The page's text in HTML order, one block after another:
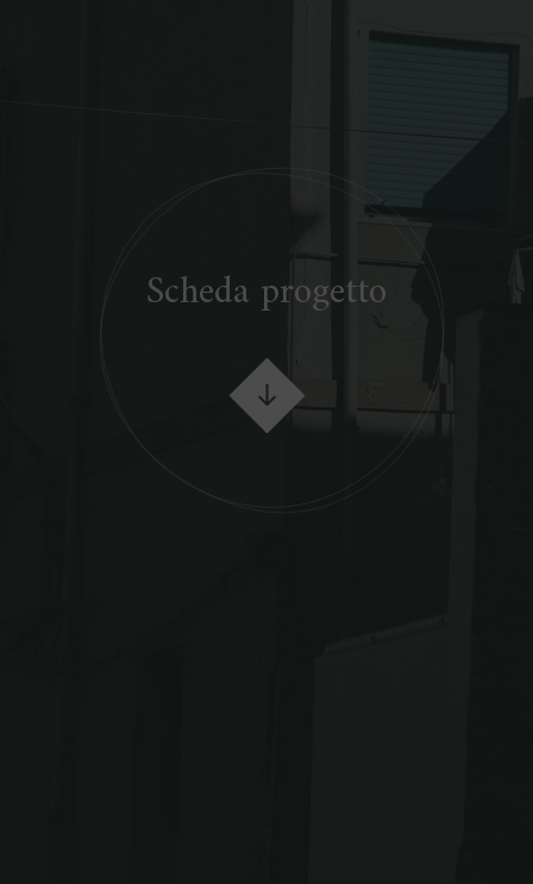
Scheda progetto